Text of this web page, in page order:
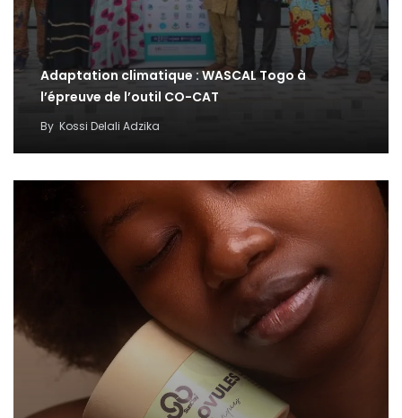
Adaptation climatique : WASCAL Togo à
l’épreuve de l’outil CO-CAT
By Kossi Delali Adzika